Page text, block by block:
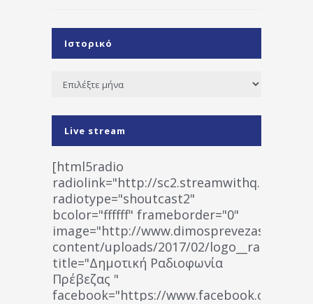
Ιστορικό
Ιστορικό
Live stream
[html5radio
radiolink="http://
radiotype="shoutcast2"
bcolor="ffffff" frameborder="0"
image="http://www.dimosprevezas.gr/wp-
content/uploads/2017/02/
title="Δημοτική Ραδιοφωνία
Πρέβεζας "
facebook="https://www.facebook.com/